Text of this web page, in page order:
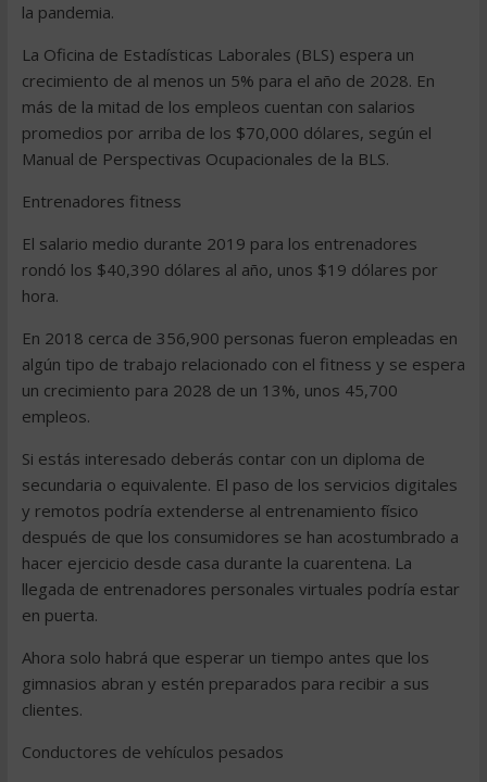
la pandemia.
La Oficina de Estadísticas Laborales (BLS) espera un
crecimiento de al menos un 5% para el año de 2028. En
más de la mitad de los empleos cuentan con salarios
promedios por arriba de los $70,000 dólares, según el
Manual de Perspectivas Ocupacionales de la BLS.
Entrenadores fitness
El salario medio durante 2019 para los entrenadores
rondó los $40,390 dólares al año, unos $19 dólares por
hora.
En 2018 cerca de 356,900 personas fueron empleadas en
algún tipo de trabajo relacionado con el fitness y se espera
un crecimiento para 2028 de un 13%, unos 45,700
empleos.
Si estás interesado deberás contar con un diploma de
secundaria o equivalente. El paso de los servicios digitales
y remotos podría extenderse al entrenamiento físico
después de que los consumidores se han acostumbrado a
hacer ejercicio desde casa durante la cuarentena. La
llegada de entrenadores personales virtuales podría estar
en puerta.
Ahora solo habrá que esperar un tiempo antes que los
gimnasios abran y estén preparados para recibir a sus
clientes.
Conductores de vehículos pesados